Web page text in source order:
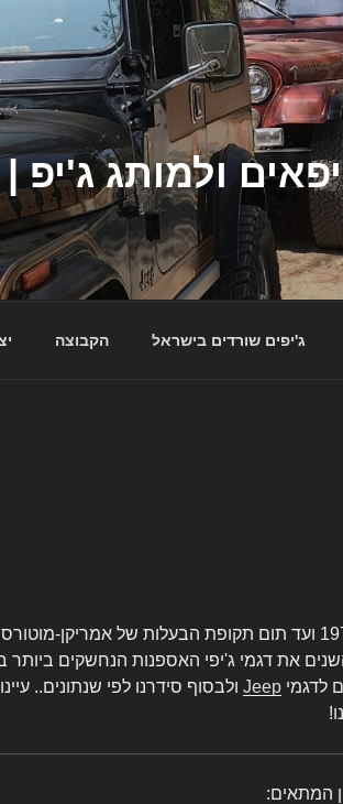
ג'יפים שורדים בישראל הקבוצה
משנת 1970 ועד תום תקופת הבעלות של אמריקן-
את דגמי ג'יפי האספנות הנחשקים
לדגמי Jeep ולבסוף סידרנו לפי שנתונים..
המתאים: